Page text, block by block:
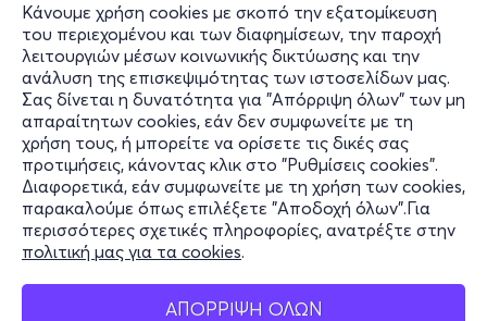
Κάνουμε χρήση cookies με σκοπό την εξατομίκευση
του περιεχομένου και των διαφημίσεων, την παροχή
λειτουργιών μέσων κοινωνικής δικτύωσης και την
ανάλυση της επισκεψιμότητας των ιστοσελίδων μας.
Σας δίνεται η δυνατότητα για "Απόρριψη όλων" των μη
απαραίτητων cookies, εάν δεν συμφωνείτε με τη
χρήση τους, ή μπορείτε να ορίσετε τις δικές σας
προτιμήσεις, κάνοντας κλικ στο "Ρυθμίσεις cookies".
Διαφορετικά, εάν συμφωνείτε με τη χρήση των cookies,
παρακαλούμε όπως επιλέξετε "Αποδοχή όλων".Για
περισσότερες σχετικές πληροφορίες, ανατρέξτε στην
πολιτική μας για τα cookies.
ΑΠΟΡΡΙΨΗ ΟΛΩΝ